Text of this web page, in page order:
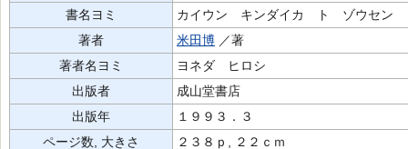
書名ヨミ
カイウン キンダイカ ト ゾウセン
著者
米田博 ／著
著者名ヨミ
ヨネダ ヒロシ
出版者
成山堂書店
出版年
１９９３．３
ページ数, 大きさ
２３８ｐ, ２２ｃｍ